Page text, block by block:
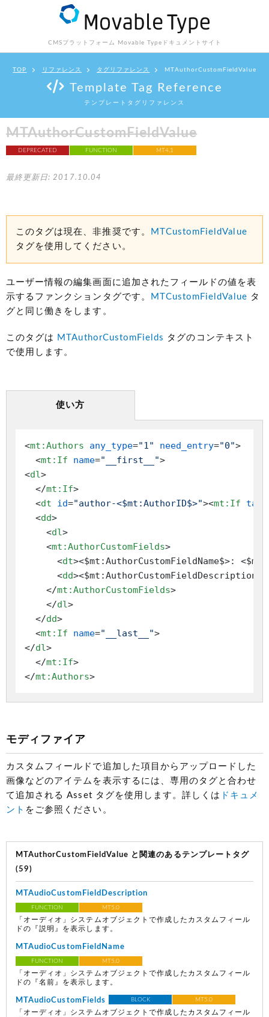
CMSプラットフォーム Movable Type ドキュメントサイト
TOP リファレンス タグリファレンス MTAuthorCustomFieldValue
Template Tag Reference
テンプレートタグリファレンス
MTAuthorCustomFieldValue
DEPRECATED FUNCTION MT4.1
最終更新日: 2017.10.04
このタグは現在、非推奨です。
MTCustomFieldValue
タグを使用してください。
ユーザー情報の編集画面に追加されたフィールドの値を表
示するファンクションタグです。
MTCustomFieldValue タ
グと同じ働きをします。
このタグは MTAuthorCustomFields タグのコンテキスト
で使用します。
使い方
<mt:Authors any_type="1" need_entry="0">
<mt:If name="__first__">
<dl>
</mt:If>
<dt id="author-<$mt:AuthorID$>"><mt:If tag
<dd>
<dl>
<mt:AuthorCustomFields>
<dt><$mt:AuthorCustomFieldName$>:
<dd><$mt:AuthorCustomFieldDescription$>
</mt:AuthorCustomFields>
</dl>
</dd>
<mt:If name="__last__">
</dl>
</mt:If>
</mt:Authors>
モディファイア
カスタムフィールドで追加した項目からアップロードした
画像などのアイテムを表示するには、専用のタグと合わせ
て追加される Asset タグを使用します。詳しくは ドキュメ
ント をご参照ください。
MTAuthorCustomFieldValue と関連のあるテンプレートタグ
(59)
MTAudioCustomFieldDescription
FUNCTION MT5.0
「オーディオ」システムオブジェクトで作成したカスタムフィール
ドの『説明』を表示します。
MTAudioCustomFieldName
FUNCTION MT5.0
「オーディオ」システムオブジェクトで作成したカスタムフィール
ドの『名前』を表示します。
MTAudioCustomFields BLOCK MT5.0
「オーディオ」システムオブジェクトで作成したカスタムフィール